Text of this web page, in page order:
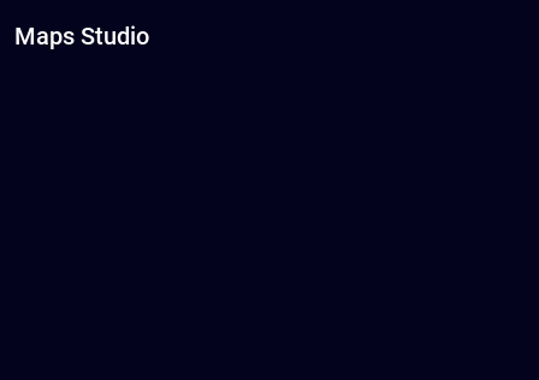
Maps Studio